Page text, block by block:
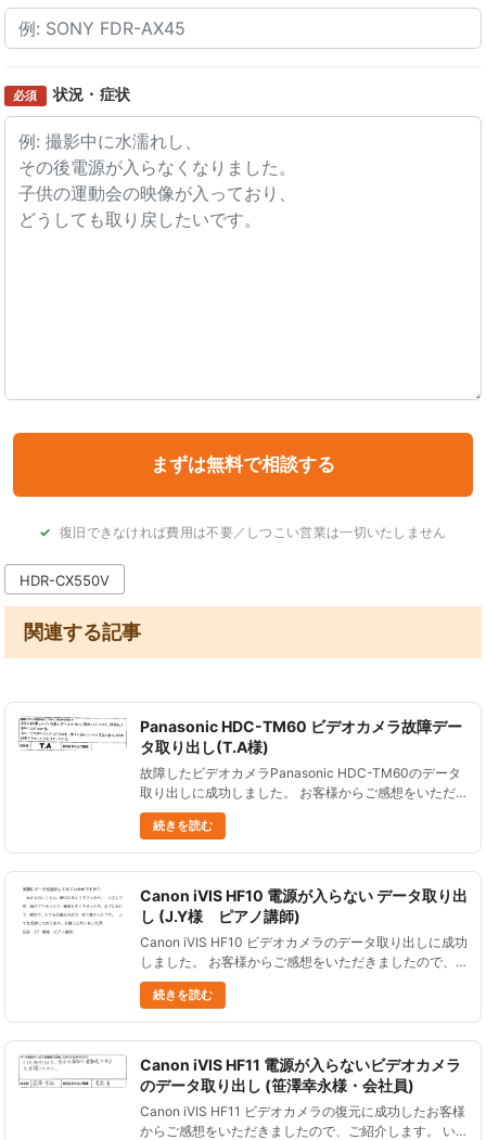
必須 状況・症状
復旧できなければ費用は不要／しつこい営業は一切いたしません
HDR-CX550V
関連する記事
Panasonic HDC-TM60 ビデオカメラ故障デー
タ取り出し(T.A様)
故障したビデオカメラPanasonic HDC-TM60のデータ
取り出しに成功しました。 お客様からご感想をいただ
きましたので、ご紹介します。 自分の記憶していた内
容のデータがすべて復旧していたので、依頼して本当に
よかっ......
続きを読む
Canon iVIS HF10 電源が入らない データ取り出
し (J.Y様 ピアノ講師)
Canon iVIS HF10 ビデオカメラのデータ取り出しに成功
しました。 お客様からご感想をいただきましたので、
ご紹介します。 Canon iVIS HF10 ビデオカメラ データ
取り出し 故障して電源......
続きを読む
Canon iVIS HF11 電源が入らないビデオカメラ
のデータ取り出し (笹澤幸永様・会社員)
Canon iVIS HF11 ビデオカメラの復元に成功したお客様
からご感想をいただきましたので、ご紹介します。 い